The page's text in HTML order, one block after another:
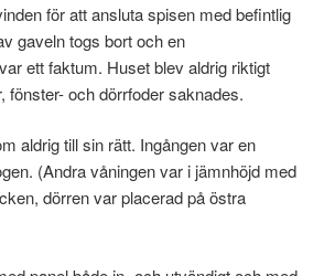
för att ansluta spisen med befintlig
gaveln togs bort och en
ett faktum. Huset blev aldrig riktigt
fönster- och dörrfoder saknades.
aldrig till sin rätt. Ingången var en
(Andra våningen var i jämnhöjd med
dörren var placerad på östra